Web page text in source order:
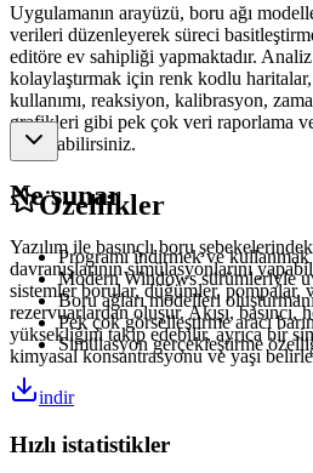
Uygulamanın arayüzü, boru ağı
verileri düzenleyerek süreci
editöre ev sahipliği yapmaktadır. Analiz
kolaylaştırmak için renk kodlu
kullanımı, reaksiyon, kalibrasyon,
grafikleri gibi pek çok veri raporlama
kullanabilirsiniz.
Ne sunar
Yazılım ile basınçlı boru
davranışlarının simülasyonlarını
sistemler borular, düğümler, pompalar,
rezervuarlardan oluşur. Akışı, basıncı,
yüksekliğini takip edebilir, ayrıca bir
kimyasal konsantrasyonu ve yaşı
Özellikler
Programı indirmek ve
Modern Windows sürümleriyle
Boru ağları modelleri
Pek çok görselleştirme aracı
Simülasyon gerçekleştirme
indir
Hızlı istatistikler